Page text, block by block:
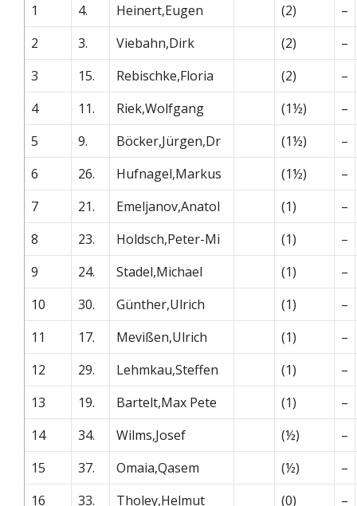
1
4. Heinert,Eugen (2)
–
2
3. Viebahn,Dirk (2)
–
3
15. Rebischke,Floria (2)
–
4
11. Riek,Wolfgang (1½)
–
5
9. Böcker,Jürgen,Dr (1½)
–
6
26. Hufnagel,Markus (1½)
–
7
21. Emeljanov,Anatol (1)
–
8
23. Holdsch,Peter-Mi (1)
–
9
24. Stadel,Michael (1)
–
10
30. Günther,Ulrich (1)
–
11
17. Mevißen,Ulrich (1)
–
12
29. Lehmkau,Steffen (1)
–
13
19. Bartelt,Max Pete (1)
–
14
34. Wilms,Josef (½)
–
15
37. Omaia,Qasem (½)
–
16
33. Tholey,Helmut (0) –